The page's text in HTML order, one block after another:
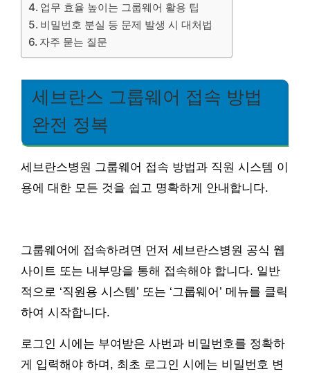
업무 효율 높이는 그룹웨어 활용 팁
비밀번호 분실 등 문제 발생 시 대처법
자주 묻는 질문
세브란스 그룹웨어 접속 방법
완전 정복
세브란스병원 그룹웨어 접속 방법과 직원 시스템 이
용에 대한 모든 것을 쉽고 명확하게 안내합니다.
그룹웨어에 접속하려면 먼저 세브란스병원 공식 웹
사이트 또는 내부망을 통해 접속해야 합니다. 일반
적으로 ‘직원용 시스템’ 또는 ‘그룹웨어’ 메뉴를 클릭
하여 시작합니다.
로그인 시에는 부여받은 사번과 비밀번호를 정확하
게 입력해야 하며, 최초 로그인 시에는 비밀번호 변